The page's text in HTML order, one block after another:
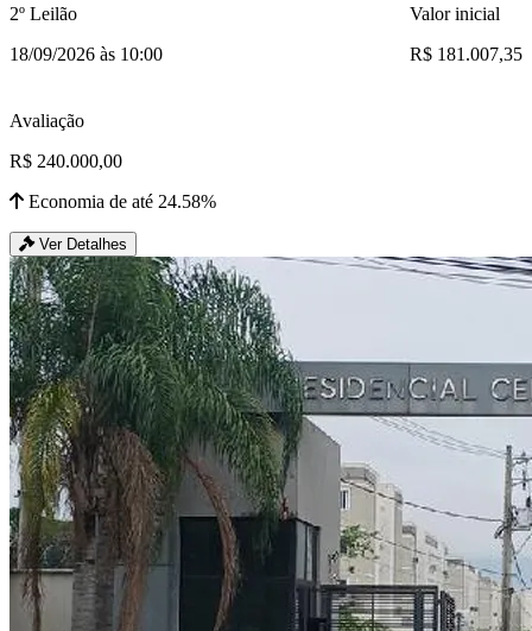
2º Leilão
18/09/2026 às 10:00
Valor inicial
R$ 181.007,35
Avaliação
R$ 240.000,00
Economia de até 24.58%
Ver Detalhes